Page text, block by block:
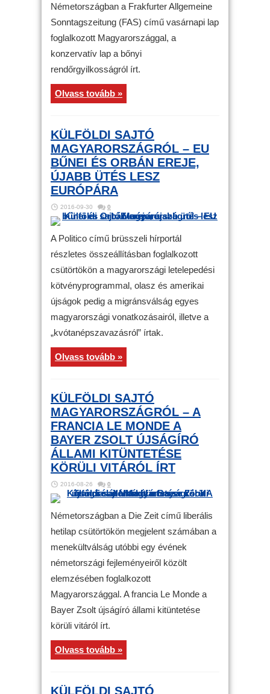
Németországban a Frakfurter Allgemeine
Sonntagszeitung (FAS) című vasárnapi lap
foglalkozott Magyarországgal, a
konzervatív lap a bőnyi
rendőrgyilkosságról írt.
Olvass tovább »
KÜLFÖLDI SAJTÓ
MAGYARORSZÁGRÓL – EU
BŰNEI ÉS ORBÁN EREJE,
ÚJABB ÜTÉS LESZ
EURÓPÁRA
2016-09-30 0
A Politico című brüsszeli hírportál
részletes összeállításban foglalkozott
csütörtökön a magyarországi letelepedési
kötvényprogrammal, olasz és amerikai
újságok pedig a migránsválság egyes
magyarországi vonatkozásairól, illetve a
„kvótanépszavazásról” írtak.
Olvass tovább »
KÜLFÖLDI SAJTÓ
MAGYARORSZÁGRÓL – A
FRANCIA LE MONDE A
BAYER ZSOLT ÚJSÁGÍRÓ
ÁLLAMI KITÜNTETÉSE
KÖRÜLI VITÁRÓL ÍRT
2016-08-26 0
Németországban a Die Zeit című liberális
hetilap csütörtökön megjelent számában a
menekültválság utóbbi egy évének
németországi fejleményeiről közölt
elemzésében foglalkozott
Magyarországgal. A francia Le Monde a
Bayer Zsolt újságíró állami kitüntetése
körüli vitáról írt.
Olvass tovább »
KÜLFÖLDI SAJTÓ